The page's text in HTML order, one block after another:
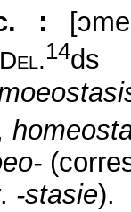
:
Del.14ds
-stasie).